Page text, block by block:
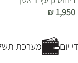
₪ 1,950
מערכת יום